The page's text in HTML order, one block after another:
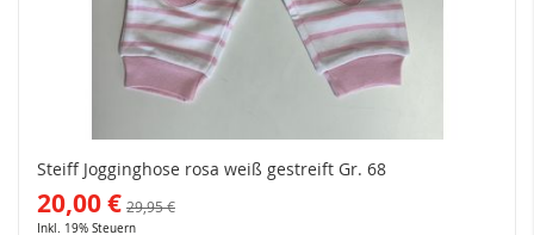
Steiff Jogginghose rosa weiß gestreift Gr. 68
20,00 € 29,95 €
Inkl. 19% Steuern